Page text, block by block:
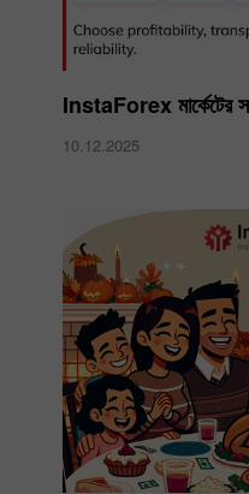
InstaForex মার্কেটের
10.12.2025